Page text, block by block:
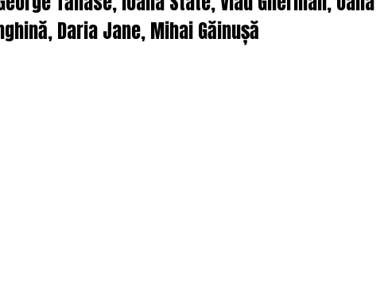
Daria Jane, Mihai Găinușă